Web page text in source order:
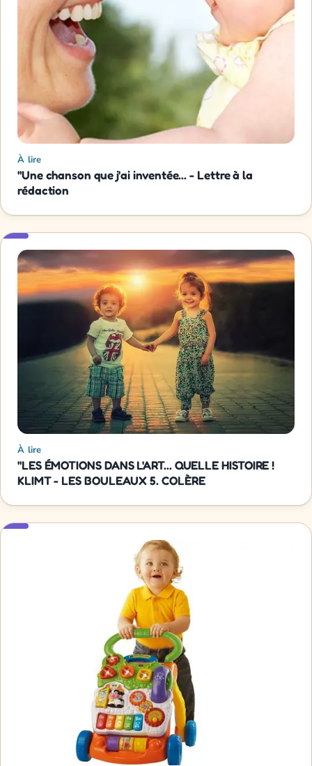
À lire
"Une chanson que j'ai inventée... - Lettre à la
rédaction
À lire
"LES ÉMOTIONS DANS L'ART... QUELLE HISTOIRE !
KLIMT - LES BOULEAUX 5. COLÈRE